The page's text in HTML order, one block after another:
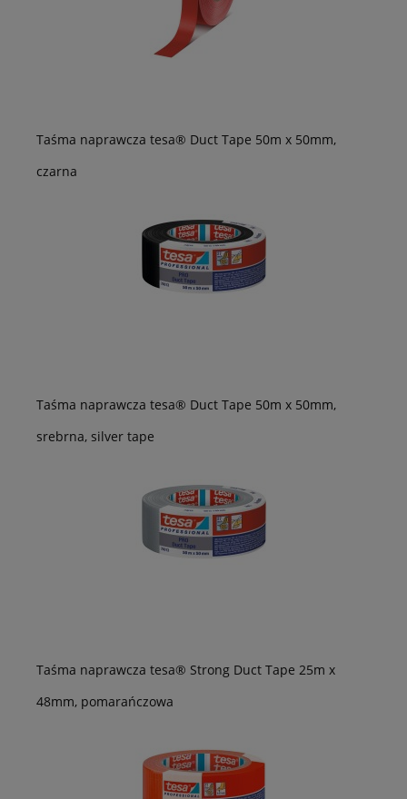
Taśma naprawcza tesa® Duct Tape 50m x 50mm,
czarna
Taśma naprawcza tesa® Duct Tape 50m x 50mm,
srebrna, silver tape
Taśma naprawcza tesa® Strong Duct Tape 25m x
48mm, pomarańczowa